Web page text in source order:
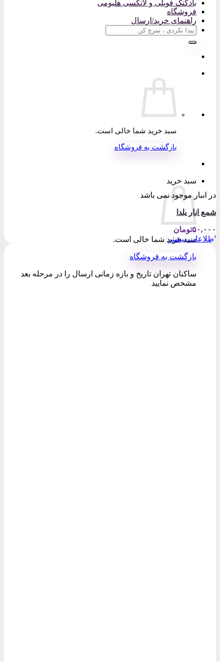
بادکنک فویلی و لاتکسی هلیومی
فروشگاه
راهنمای خرید/ارسال
جستجو
سبد خرید شما خالی است.
بازگشت به فروشگاه
سبد خرید
سبد خرید شما خالی است.
بازگشت به فروشگاه
ساکنان تهران تاریخ و بازه زمانی ارسال را در مرحله بعد
مشخص نمایید
در انبار موجود نمی باشد
شمع انار یلدا
۵۰,۰۰۰تومان
اطلاعات بیشتر